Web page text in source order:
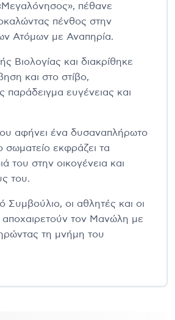
πέθανε
πένθος στην
Ατόμων με Αναπηρία.
Βιολογίας και διακρίθηκε
και στο στίβο,
παράδειγμα ευγένειας και
αφήνει ένα δυσαναπλήρωτο
σωματείο εκφράζει τα
του στην οικογένεια και
του.
Συμβούλιο, οι αθλητές και οι
αποχαιρετούν τον Μανώλη με
τη μνήμη του